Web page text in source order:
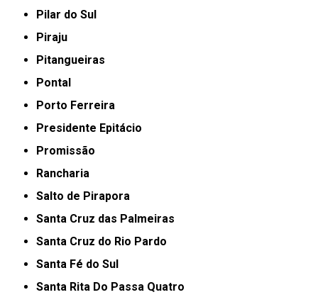
Pilar do Sul
Piraju
Pitangueiras
Pontal
Porto Ferreira
Presidente Epitácio
Promissão
Rancharia
Salto de Pirapora
Santa Cruz das Palmeiras
Santa Cruz do Rio Pardo
Santa Fé do Sul
Santa Rita Do Passa Quatro